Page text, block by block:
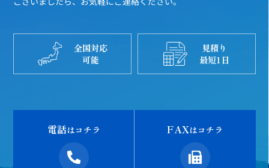
全国対応
可能
見積り
最短1日
電話はコチラ FAXはコチラ